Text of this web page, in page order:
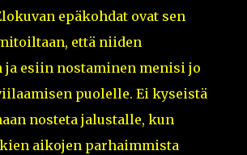
epäkohdat ovat sen
että niiden
ja esiin nostaminen menisi jo
puolelle. Ei kyseistä
nosteta jalustalle, kun
aikojen parhaimmista